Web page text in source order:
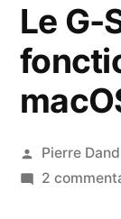
Le G-
Publié
par
Pierre
2